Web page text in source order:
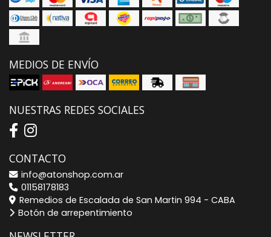
MEDIOS DE ENVÍO
NUESTRAS REDES SOCIALES
CONTACTO
info@atonshop.com.ar
01158178183
Remedios de Escalada de San Martin 994 - CABA
Botón de arrepentimiento